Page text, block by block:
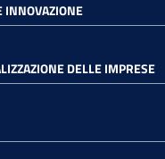
INNOVAZIONE
DELLE IMPRESE